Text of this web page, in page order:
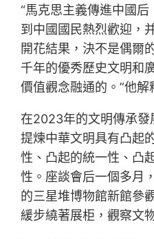
“馬克思主義傳進中國
到中國國民熱烈歡迎，
開花結果，決不是偶爾
千年的優秀歷史文明和
價值觀念融通的。”他解
在2023年的文明傳承發
提煉中華文明具有凸起
性、凸起的統一性、凸
性。座談會后一個多月
的三星堆博物館新館參
緩步繞著展柜，觀察文